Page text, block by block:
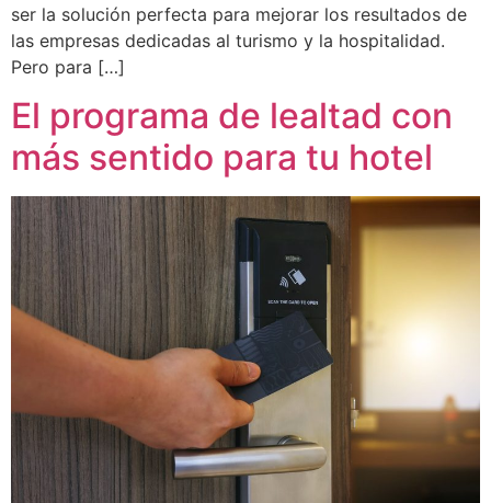
ser la solución perfecta para mejorar los resultados de
las empresas dedicadas al turismo y la hospitalidad.
Pero para […]
El programa de lealtad con
más sentido para tu hotel